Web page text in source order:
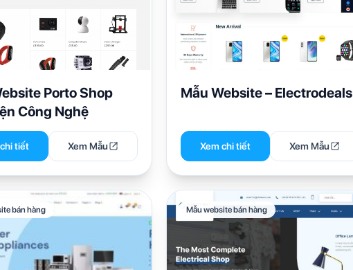
Porto Shop
Công Nghệ
tiết Xem Mẫu
Mẫu Website – Electrodeals
Xem chi tiết Xem Mẫu
bán hàng Mẫu website bán hàng